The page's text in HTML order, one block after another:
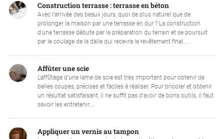
Construction terrasse : terrasse en béton
Avec l'arrivée des beaux jours, quoi de plus naturel que de
prolonger la maison par une terrasse en dur ? La construction
d'une terrasse débute par la préparation du terrain et se poursuit
par le coulage de la dalle qui recevra le revêtement final....
Affûter une scie
L'affûtage d'une lame de scie est très important pour obtenir de
belles coupes, précises et faciles à réaliser. Pour bricoler et obtenir
un résultat satisfaisant, il ne suffit pas d'avoir de bons outils, il faut
savoir les entretenir....
Appliquer un vernis au tampon